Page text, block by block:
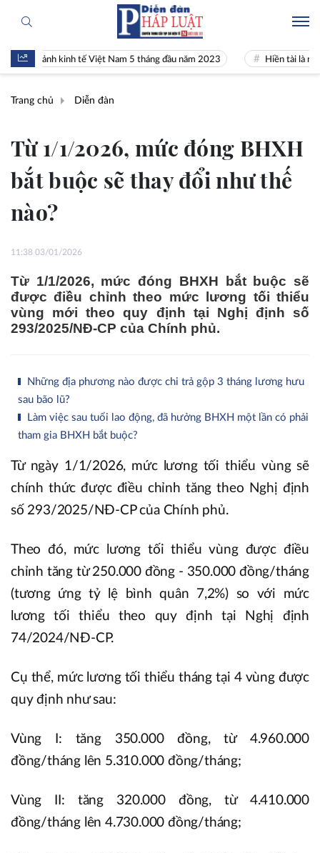
cảnh kinh tế Việt Nam 5 tháng đầu năm 2023 Hiền tài là nguyên
Trang chủ Diễn đàn
Từ 1/1/2026, mức đóng BHXH
bắt buộc sẽ thay đổi như thế
nào?
11:38 03/01/2026
Từ 1/1/2026, mức đóng BHXH bắt buộc sẽ
được điều chỉnh theo mức lương tối thiểu
vùng mới theo quy định tại Nghị định số
293/2025/NĐ-CP của Chính phủ.
Những địa phương nào được chi trả gộp 3 tháng lương hưu
sau bão lũ?
Làm việc sau tuổi lao động, đã hưởng BHXH một lần có phải
tham gia BHXH bắt buộc?
Từ ngày 1/1/2026, mức lương tối thiểu vùng sẽ
chính thức được điều chỉnh tăng theo Nghị định
số 293/2025/NĐ-CP của Chính phủ.
Theo đó, mức lương tối thiểu vùng được điều
chỉnh tăng từ 250.000 đồng - 350.000 đồng/tháng
(tương ứng tỷ lệ bình quân 7,2%) so với mức
lương tối thiểu theo quy định tại Nghị định
74/2024/NĐ-CP.
Cụ thể, mức lương tối thiểu tháng tại 4 vùng được
quy định như sau:
Vùng I: tăng 350.000 đồng, từ 4.960.000
đồng/tháng lên 5.310.000 đồng/tháng;
Vùng II: tăng 320.000 đồng, từ 4.410.000
đồng/tháng lên 4.730.000 đồng/tháng;